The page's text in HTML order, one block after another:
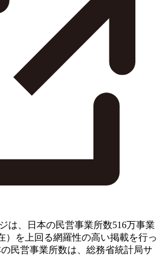
は、日本の民営事業所数516万事業
）を上回る網羅性の高い掲載を行っ
民営事業所数は、総務省統計局サ